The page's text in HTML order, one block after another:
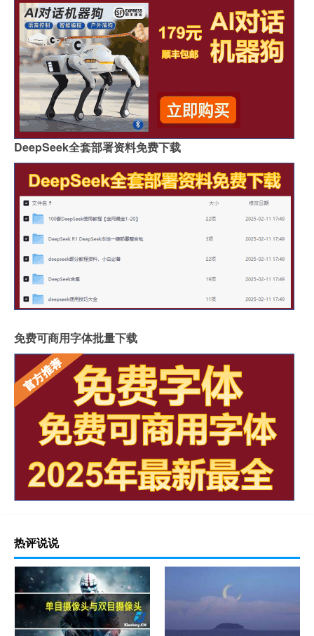
DeepSeek全套部署资料免费下载
免费可商用字体批量下载
热评说说